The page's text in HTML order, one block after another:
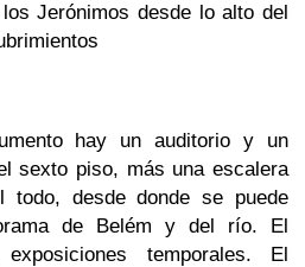
Jerónimos desde lo alto del
hay un auditorio y un
sexto piso, más una escalera
todo, desde donde se puede
de Belém y del río. El
temporales. El